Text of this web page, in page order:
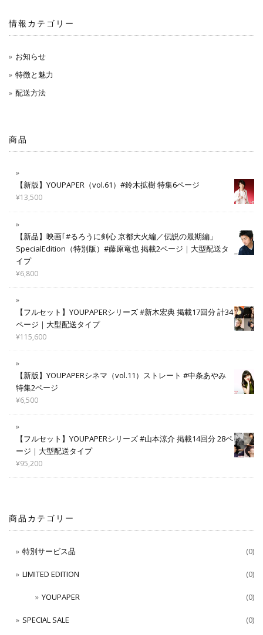
情報カテゴリー
お知らせ
特徴と魅力
配送方法
商品
【新版】YOUPAPER（vol.61）#鈴木拡樹 特集6ページ
¥13,500
【新品】映画｢#るろうに剣心 京都大火編／伝説の最期編」
SpecialEdition（特別版）#藤原竜也 掲載2ページ｜大型配送タ
イプ
¥6,800
【フルセット】YOUPAPERシリーズ #新木宏典 掲載17回分 計34
ページ｜大型配送タイプ
¥115,600
【新版】YOUPAPERシネマ（vol.11）ストレート #中条あやみ
特集2ページ
¥6,500
【フルセット】YOUPAPERシリーズ #山本涼介 掲載14回分 28ペ
ージ｜大型配送タイプ
¥95,200
商品カテゴリー
特別サービス品 (0)
LIMITED EDITION (0)
YOUPAPER (0)
SPECIAL SALE (0)